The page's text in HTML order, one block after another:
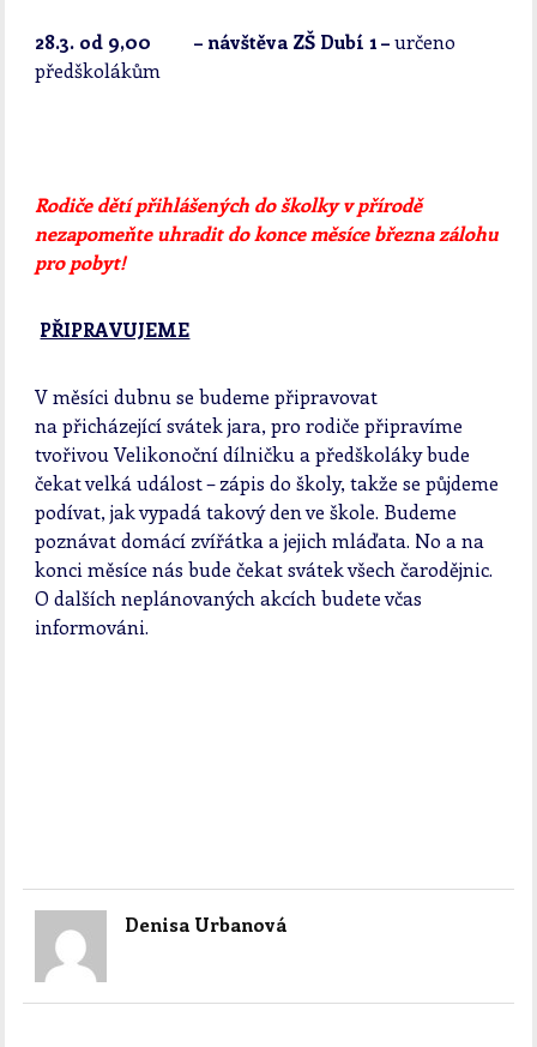
28.3. od 9,00 – návštěva ZŠ Dubí 1 –určeno
předškolákům
Rodiče dětí přihlášených do školky v přírodě
nezapomeňte uhradit do konce měsíce března zálohu
pro pobyt!
PŘIPRAVUJEME
V měsíci dubnu se budeme připravovat
na přicházející svátek jara, pro rodiče připravíme
tvořivou Velikonoční dílničku a předškoláky bude
čekat velká událost – zápis do školy, takže se půjdeme
podívat, jak vypadá takový den ve škole. Budeme
poznávat domácí zvířátka a jejich mláďata. No a na
konci měsíce nás bude čekat svátek všech čarodějnic.
O dalších neplánovaných akcích budete včas
informováni.
Denisa Urbanová